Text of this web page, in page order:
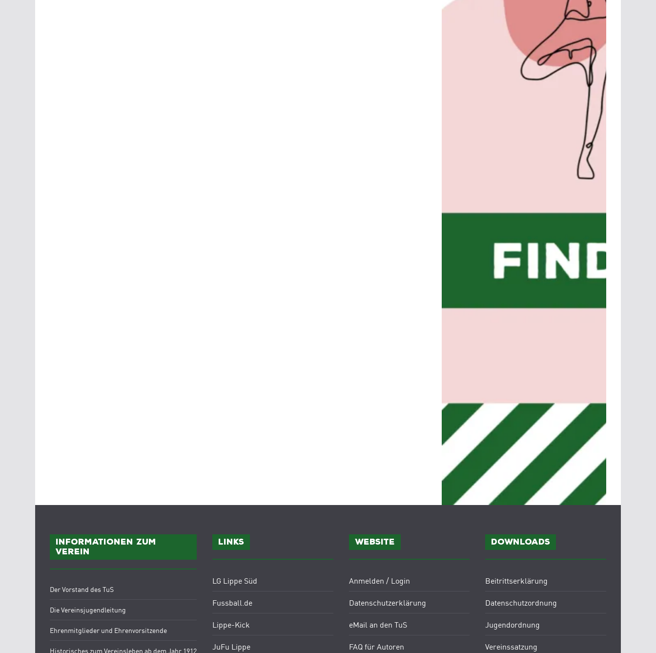
Informationen zum
Verein
Der Vorstand des TuS
Die Vereinsjugendleitung
Ehrenmitglieder und Ehrenvorsitzende
Historisches zum Vereinsleben ab dem Jahr 1912
Links
LG Lippe Süd
Fussball.de
Lippe-Kick
JuFu Lippe
Website
Anmelden / Login
Datenschutzerklärung
eMail an den TuS
FAQ für Autoren
Downloads
Beitrittserklärung
Datenschutzordnung
Jugendordnung
Vereinssatzung